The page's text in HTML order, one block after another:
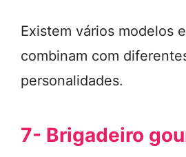
Existem vários modelos
combinam com
personalidades.
7- Brigadeiro